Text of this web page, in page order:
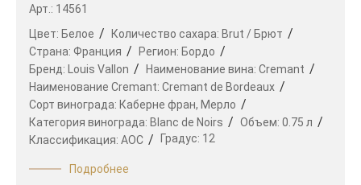
Арт.: 14561
Цвет: Белое Количество сахара: Brut / Брют
Страна: Франция Регион: Бордо
Бренд:
Louis Vallon Наименование вина: Cremant
Наименование Cremant: Cremant de Bordeaux
Сорт винограда: Каберне фран, Мерло
Категория винограда: Blanc de Noirs Объем: 0.75 л
Классификация: AOC Градус: 12
Подробнее